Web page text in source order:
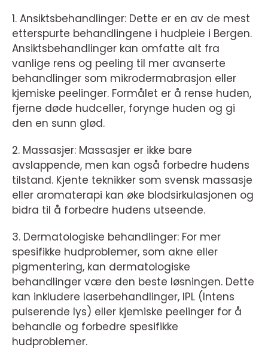
1. Ansiktsbehandlinger: Dette er en av de mest
etterspurte behandlingene i hudpleie i Bergen.
Ansiktsbehandlinger kan omfatte alt fra
vanlige rens og peeling til mer avanserte
behandlinger som mikrodermabrasjon eller
kjemiske peelinger. Formålet er å rense huden,
fjerne døde hudceller, forynge huden og gi
den en sunn glød.
2. Massasjer: Massasjer er ikke bare
avslappende, men kan også forbedre hudens
tilstand. Kjente teknikker som svensk massasje
eller aromaterapi kan øke blodsirkulasjonen og
bidra til å forbedre hudens utseende.
3. Dermatologiske behandlinger: For mer
spesifikke hudproblemer, som akne eller
pigmentering, kan dermatologiske
behandlinger være den beste løsningen. Dette
kan inkludere laserbehandlinger, IPL (Intens
pulserende lys) eller kjemiske peelinger for å
behandle og forbedre spesifikke
hudproblemer.